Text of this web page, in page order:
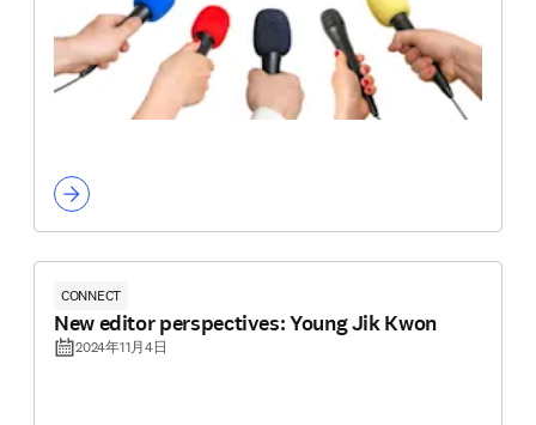
CONNECT
New editor perspectives: Young Jik Kwon
2024年11月4日